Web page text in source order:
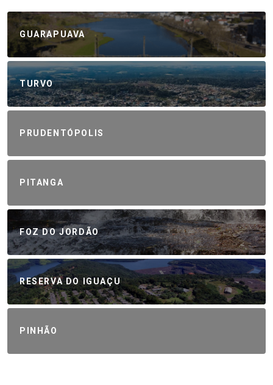
GUARAPUAVA
TURVO
PRUDENTÓPOLIS
PITANGA
FOZ DO JORDÃO
RESERVA DO IGUAÇU
PINHÃO